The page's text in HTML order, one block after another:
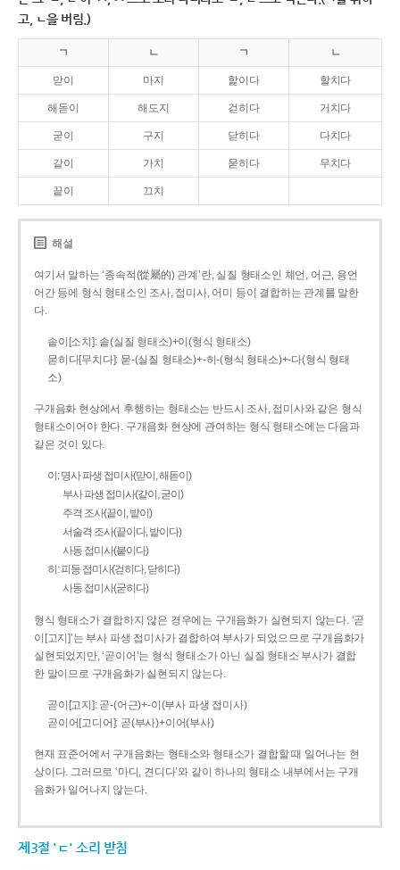
고, ㄴ을 버림.)
ㄱ ㄴ ㄱ ㄴ
맏이 마지 핥이다 할치다
해돋이 해도지 걷히다 거치다
굳이 구지 닫히다 다치다
같이 가치 묻히다 무치다
끝이 끄치
해설
여기서 말하는 ‘종속적(從屬的) 관계’란, 실질 형태소인 체언, 어근, 용언
어간 등에 형식 형태소인 조사, 접미사, 어미 등이 결합하는 관계를 말한
다.
솥이[소치]: 솥(실질 형태소)+이(형식 형태소)
묻히다[무치다]: 묻­-(실질 형태소)+­-히­-(형식 형태소)+-다(형식 형태
소)
구개음화 현상에서 후행하는 형태소는 반드시 조사, 접미사와 같은 형식
형태소이어야 한다. 구개음화 현상에 관여하는 형식 형태소에는 다음과
같은 것이 있다.
이: 명사 파생 접미사(맏이, 해돋이)
부사 파생 접미사(같이, 굳이)
주격 조사(끝이, 밭이)
서술격 조사(끝이다, 밭이다)
사동 접미사(붙이다)
히: 피동 접미사(걷히다, 닫히다)
사동 접미사(굳히다)
형식 형태소가 결합하지 않은 경우에는 구개음화가 실현되지 않는다. ‘곧
이[고지]’는 부사 파생 접미사가 결합하여 부사가 되었으므로 구개음화가
실현되었지만, ‘곧이어’는 형식 형태소가 아닌 실질 형태소 부사가 결합
한 말이므로 구개음화가 실현되지 않는다.
곧이[고지]: 곧-­(어근)+­-이(부사 파생 접미사)
곧이어[고디어]: 곧(부사)+이어(부사)
현재 표준어에서 구개음화는 형태소와 형태소가 결합할 때 일어나는 현
상이다. 그러므로 ‘마디, 견디다’와 같이 하나의 형태소 내부에서는 구개
음화가 일어나지 않는다.
제3절 'ㄷ' 소리 받침